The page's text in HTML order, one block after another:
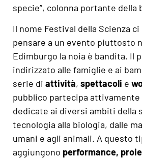
specie”, colonna portante della
Il nome Festival della Scienza
pensare a un evento piuttosto
Edimburgo la noia è bandita. Il
indirizzato alle famiglie e ai
serie di attività, spettacoli e
pubblico partecipa attivamente
dedicate ai diversi ambiti della
tecnologia alla biologia, dalle
umani e agli animali. A questo
aggiungono performance,